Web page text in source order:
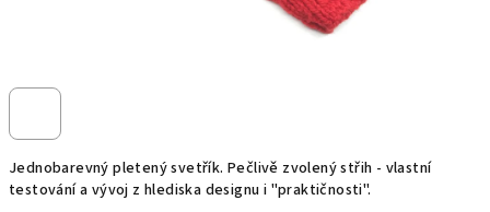
Jednobarevný pletený svetřík. Pečlivě zvolený střih - vlastní
testování a vývoj z hlediska designu i "praktičnosti".